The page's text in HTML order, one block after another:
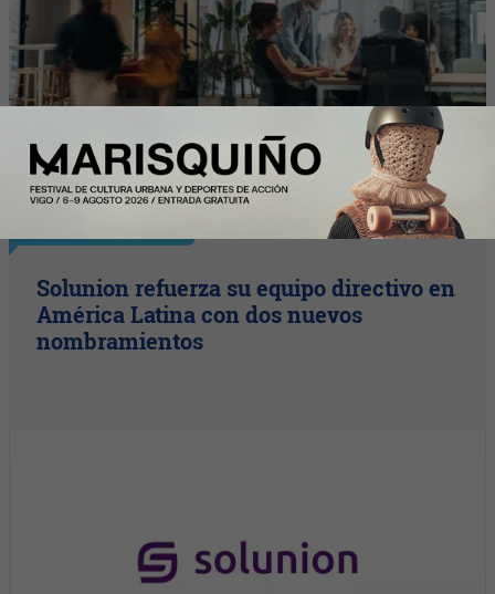
Solunion refuerza su equipo directivo en
América Latina con dos nuevos
nombramientos